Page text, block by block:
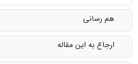
هم رسانی
ارجاع به این مقاله